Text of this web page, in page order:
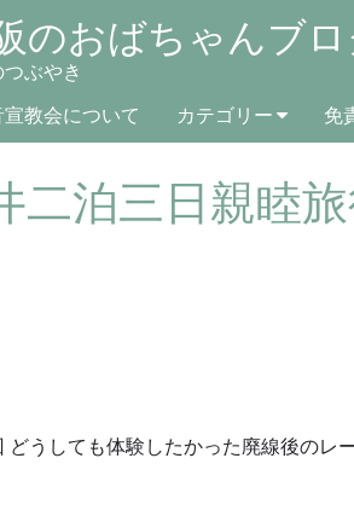
のおばちゃんブ
ぶやき
教会について
カテゴリー 免
二泊三日親睦
うしても体験したかった廃線後のレ